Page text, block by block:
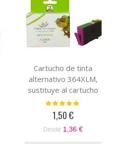
Cartucho de tinta
alternativo 364XLM,
sustituye al cartucho
original magenta
CB319EE-CB324EE
Valoración:
1,50 €
Desde 1,36 €